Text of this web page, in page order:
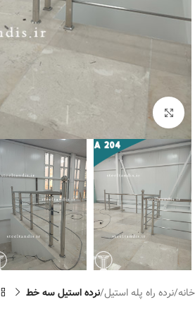
برای بزرگنمایی کلیک کنید
خانه نرده راه پله استیل نرده استیل سه خط